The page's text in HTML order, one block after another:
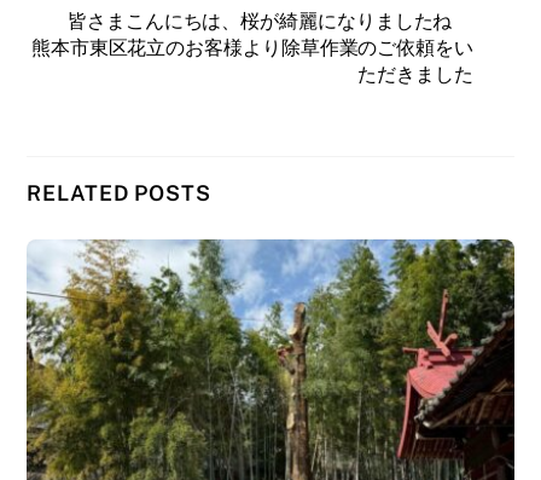
皆さまこんにちは、桜が綺麗になりましたね
熊本市東区花立のお客様より除草作業のご依頼をい
ただきました
RELATED POSTS